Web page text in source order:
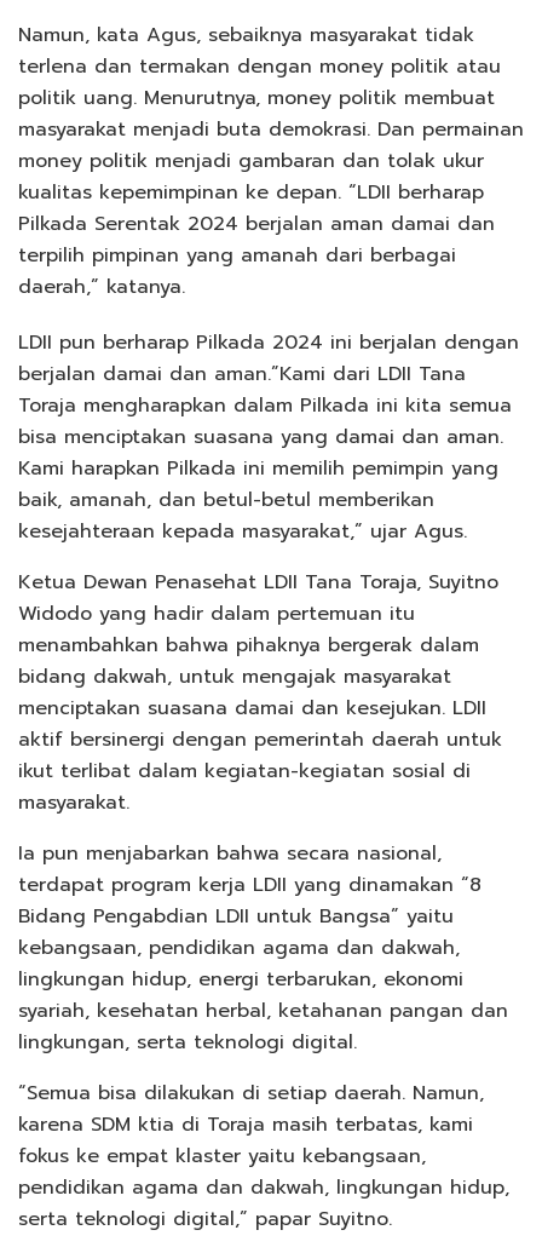
Namun, kata Agus, sebaiknya masyarakat tidak
terlena dan termakan dengan money politik atau
politik uang. Menurutnya, money politik membuat
masyarakat menjadi buta demokrasi. Dan permainan
money politik menjadi gambaran dan tolak ukur
kualitas kepemimpinan ke depan. “LDII berharap
Pilkada Serentak 2024 berjalan aman damai dan
terpilih pimpinan yang amanah dari berbagai
daerah,” katanya.
LDII pun berharap Pilkada 2024 ini berjalan dengan
berjalan damai dan aman.”Kami dari LDII Tana
Toraja mengharapkan dalam Pilkada ini kita semua
bisa menciptakan suasana yang damai dan aman.
Kami harapkan Pilkada ini memilih pemimpin yang
baik, amanah, dan betul-betul memberikan
kesejahteraan kepada masyarakat,” ujar Agus.
Ketua Dewan Penasehat LDII Tana Toraja, Suyitno
Widodo yang hadir dalam pertemuan itu
menambahkan bahwa pihaknya bergerak dalam
bidang dakwah, untuk mengajak masyarakat
menciptakan suasana damai dan kesejukan. LDII
aktif bersinergi dengan pemerintah daerah untuk
ikut terlibat dalam kegiatan-kegiatan sosial di
masyarakat.
Ia pun menjabarkan bahwa secara nasional,
terdapat program kerja LDII yang dinamakan “8
Bidang Pengabdian LDII untuk Bangsa” yaitu
kebangsaan, pendidikan agama dan dakwah,
lingkungan hidup, energi terbarukan, ekonomi
syariah, kesehatan herbal, ketahanan pangan dan
lingkungan, serta teknologi digital.
“Semua bisa dilakukan di setiap daerah. Namun,
karena SDM ktia di Toraja masih terbatas, kami
fokus ke empat klaster yaitu kebangsaan,
pendidikan agama dan dakwah, lingkungan hidup,
serta teknologi digital,” papar Suyitno.